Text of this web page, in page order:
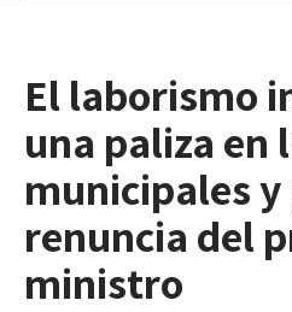
El laborismo
una paliza en
municipales
renuncia del
ministro